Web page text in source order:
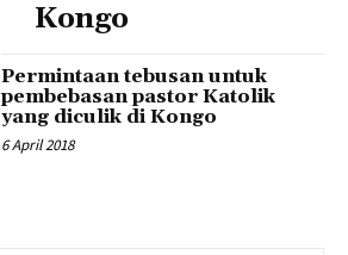
Kongo
Permintaan tebusan untuk
pembebasan pastor Katolik
yang diculik di Kongo
6 April 2018